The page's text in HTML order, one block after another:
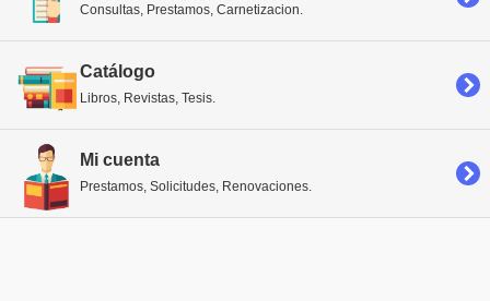
Consultas, Prestamos, Carnetizacion.
Catálogo
Libros, Revistas, Tesis.
Mi cuenta
Prestamos, Solicitudes, Renovaciones.